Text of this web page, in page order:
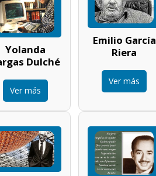
Yolanda
Dulché
Ver más
Emilio García
Riera
Ver más